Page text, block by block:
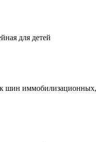
для детей
шин